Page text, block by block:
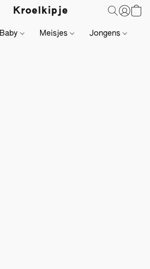
Kroelkipje
Baby Meisjes Jongens